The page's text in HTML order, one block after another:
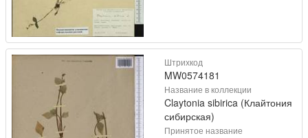
Штрихкод
MW0574181
Название в коллекции
Claytonia sibirica (Клайтония
сибирская)
Принятое название